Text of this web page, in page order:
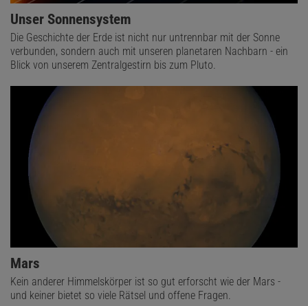
Unser Sonnensystem
Die Geschichte der Erde ist nicht nur untrennbar mit der Sonne
verbunden, sondern auch mit unseren planetaren Nachbarn - ein
Blick von unserem Zentralgestirn bis zum Pluto.
Mars
Kein anderer Himmelskörper ist so gut erforscht wie der Mars -
und keiner bietet so viele Rätsel und offene Fragen.